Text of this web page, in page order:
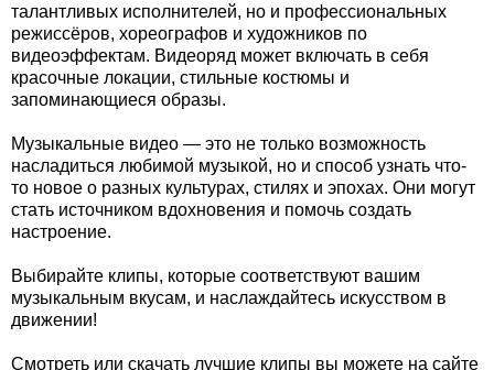
талантливых исполнителей, но и профессиональных
режиссёров, хореографов и художников по
видеоэффектам. Видеоряд может включать в себя
красочные локации, стильные костюмы и
запоминающиеся образы.
Музыкальные видео — это не только возможность
насладиться любимой музыкой, но и способ узнать что-
то новое о разных культурах, стилях и эпохах. Они могут
стать источником вдохновения и помочь создать
настроение.
Выбирайте клипы, которые соответствуют вашим
музыкальным вкусам, и наслаждайтесь искусством в
движении!
Смотреть или скачать лучшие клипы вы можете на сайте